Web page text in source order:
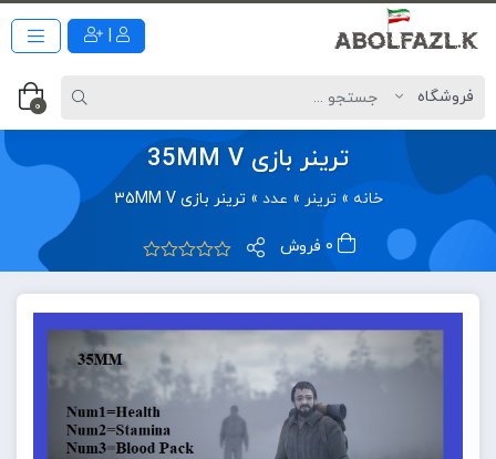
0
ترینر بازی 35MM V
خانه »ترینر » عدد »ترینر بازی 35MM V